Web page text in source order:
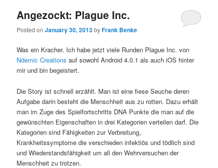
Angezockt: Plague Inc.
Posted onJanuary 30, 2013byFrank Benke
Was ein Kracher. Ich habe jetzt viele Runden Plague Inc. von
Ndemic Creations auf sowohl Android 4.0.1 als auch iOS hinter
mir und bin begeistert.
Die Story ist schnell erzählt. Man ist eine fiese Seuche deren
Aufgabe darin besteht die Menschheit aus zu rotten. Dazu erhält
man im Zuge des Spielfortschritts DNA Punkte die man auf die
gewünschten Eigenschaften in drei Kategorien verteilen darf. Die
Kategorien sind Fähigkeiten zur Verbreitung,
Krankheitssymptome die verschieden infektiös und tödlich sind
und Wiederstandsfähigkeit um all den Wehrversuchen der
Menschheit zu trotzen.